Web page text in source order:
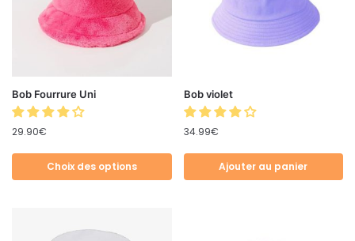
Bob Fourrure Uni
29.90€
Choix des options
Bob violet
34.99€
Ajouter au panier